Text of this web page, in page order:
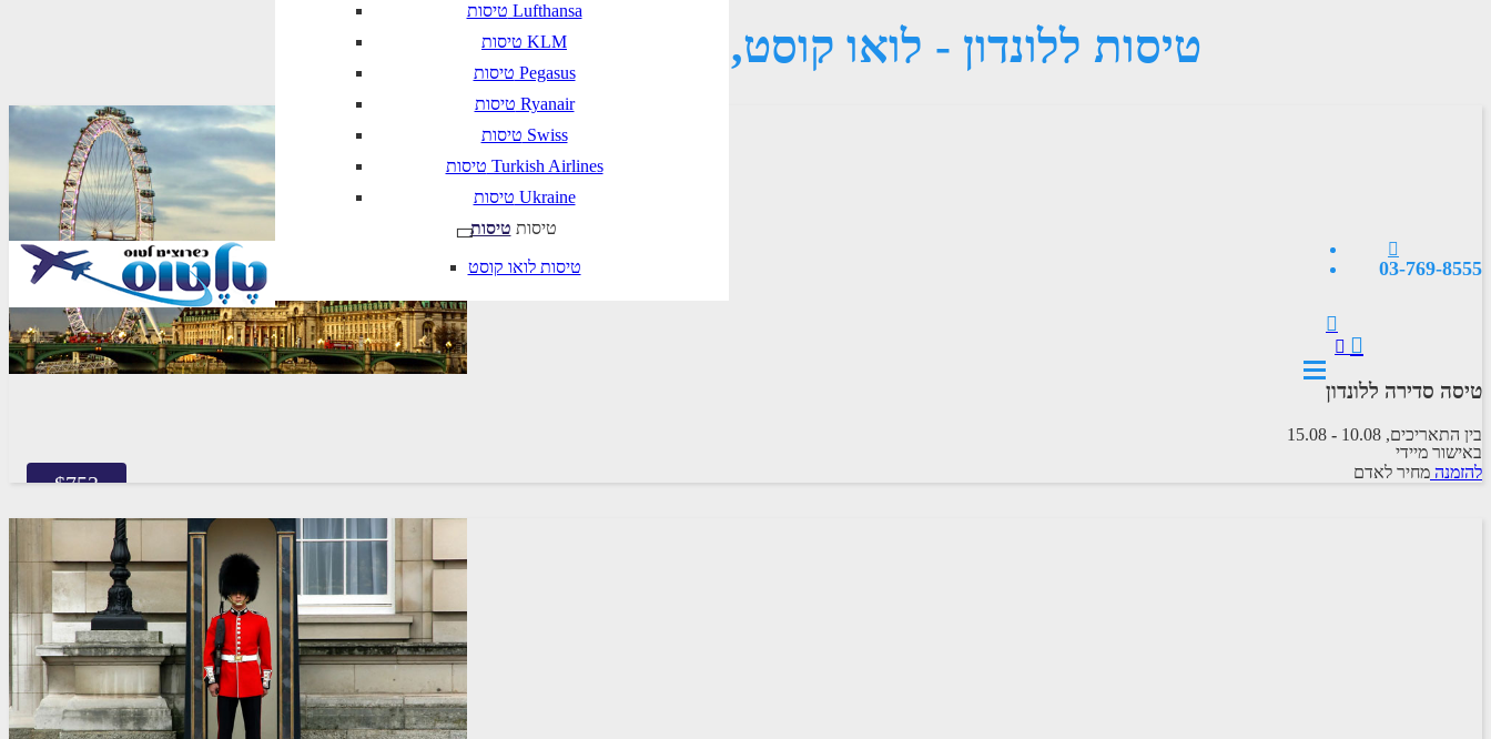
טיסות Lufthansa
טיסות KLM
טיסות Pegasus
טיסות Ryanair
טיסות Swiss
טיסות Turkish Airlines
טיסות Ukraine
טיסות טיסות
טיסות לואו קוסט 03-769-8555
טיסות ללונדון - לואו קוסט, טיסת שכר וטיסה סדירה
טיסה סדירה ללונדון
בין התאריכים, -
15.08
טיסה סדירה
SKY EXPRESS
באישור מיידי
$753 להזמנה מחיר לאדם